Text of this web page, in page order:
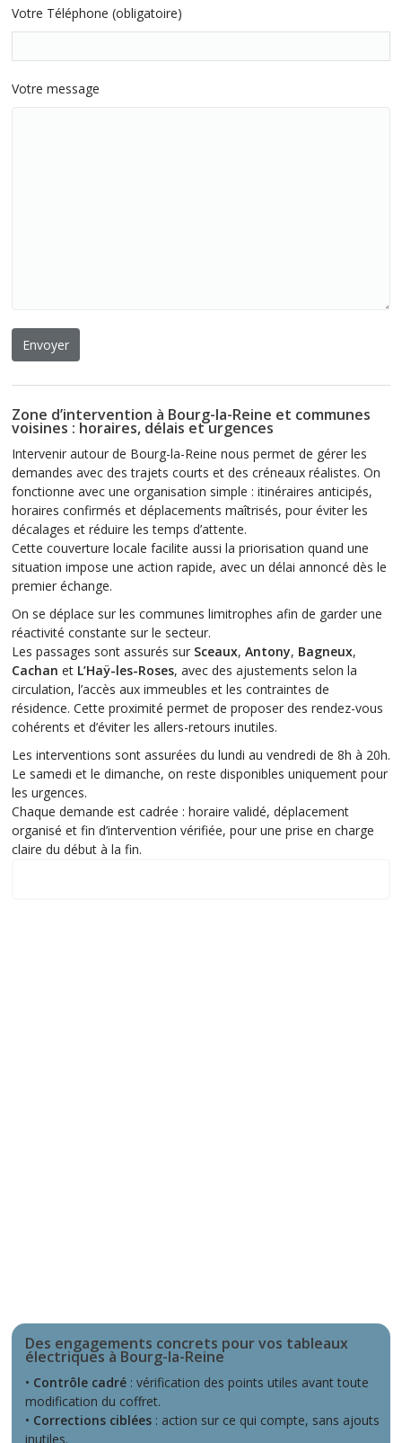
Votre Téléphone (obligatoire)
Votre message
Zone d’intervention à Bourg-la-Reine et communes
voisines : horaires, délais et urgences
Intervenir autour de Bourg-la-Reine nous permet de gérer les
demandes avec des trajets courts et des créneaux réalistes. On
fonctionne avec une organisation simple : itinéraires anticipés,
horaires confirmés et déplacements maîtrisés, pour éviter les
décalages et réduire les temps d’attente.
Cette couverture locale facilite aussi la priorisation quand une
situation impose une action rapide, avec un délai annoncé dès le
premier échange.
On se déplace sur les communes limitrophes afin de garder une
réactivité constante sur le secteur.
Les passages sont assurés sur Sceaux, Antony, Bagneux,
Cachan et L’Haÿ-les-Roses, avec des ajustements selon la
circulation, l’accès aux immeubles et les contraintes de
résidence. Cette proximité permet de proposer des rendez-vous
cohérents et d’éviter les allers-retours inutiles.
Les interventions sont assurées du lundi au vendredi de 8h à 20h.
Le samedi et le dimanche, on reste disponibles uniquement pour
les urgences.
Chaque demande est cadrée : horaire validé, déplacement
organisé et fin d’intervention vérifiée, pour une prise en charge
claire du début à la fin.
Des engagements concrets pour vos tableaux
électriques à Bourg-la-Reine
• Contrôle cadré : vérification des points utiles avant toute
modification du coffret.
• Corrections ciblées : action sur ce qui compte, sans ajouts
inutiles.